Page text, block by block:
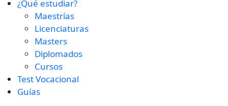
¿Qué estudiar?
Maestrías
Licenciaturas
Masters
Diplomados
Cursos
Test Vocacional
Guías